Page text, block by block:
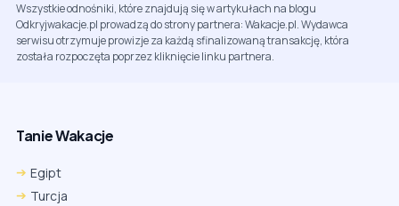
Wszystkie odnośniki, które znajdują się w artykułach na blogu
Odkryjwakacje.pl prowadzą do strony partnera: Wakacje.pl. Wydawca
serwisu otrzymuje prowizje za każdą sfinalizowaną transakcję, która
została rozpoczęta poprzez kliknięcie linku partnera.
Tanie Wakacje
Egipt
Turcja